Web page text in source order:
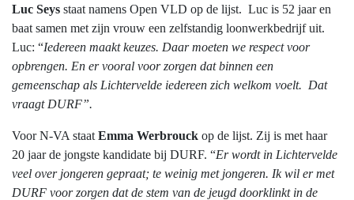
Luc Seys staat namens Open VLD op de lijst. Luc is 52 jaar en
baat samen met zijn vrouw een zelfstandig loonwerkbedrijf uit.
Luc: “Iedereen maakt keuzes. Daar moeten we respect voor
opbrengen. En er vooral voor zorgen dat binnen een
gemeenschap als Lichtervelde iedereen zich welkom voelt. Dat
vraagt DURF”.
Voor N-VA staat Emma Werbrouck op de lijst. Zij is met haar
20 jaar de jongste kandidate bij DURF. “Er wordt in Lichtervelde
veel over jongeren gepraat; te weinig met jongeren. Ik wil er met
DURF voor zorgen dat de stem van de jeugd doorklinkt in de